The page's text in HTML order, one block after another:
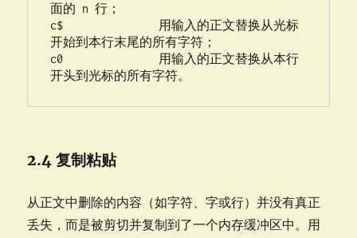
面的 n 行；
c$               用输入的正文替换从光标
开始到本行末尾的所有字符；
c0               用输入的正文替换从本行
开头到光标的所有字符。
2.4 复制粘贴
从正文中删除的内容（如字符、字或行）并没有真正
丢失，而是被剪切并复制到了一个内存缓冲区中。用